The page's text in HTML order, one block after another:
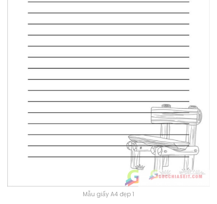
Mẫu giấy A4 đẹp 1